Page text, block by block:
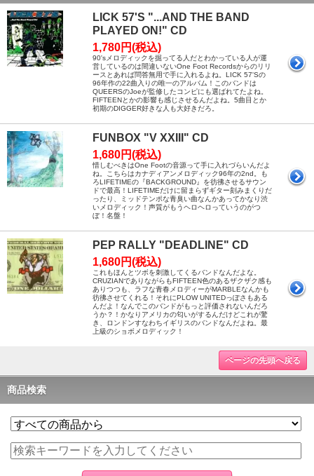
LICK 57'S "...AND THE BAND
PLAYED ON!" CD
1,780円(税込)
90'sメロディックを掘ってる人だとわかっている人が運
営しているのは間違いないOne Foot Recordsからのリリ
ースとあれば問答無用で手に入れるよね。LICK 57'Sの
96年作の22曲入りの唯一のアルバム！このバンドは
QUEERSのJoeが監修したコンピにも選ばれてたよね。
FIFTEENとかの影響も感じさせるんだよね。5曲目とか
初期のDIGGER好きな人も大好きだろ。
FUNBOX "V XXIII" CD
1,680円(税込)
惜しむべきはOne Footの音源って手に入れづらいんだよ
ね。こちらはカナディアンメロディック96年の2nd。も
ろLIFETIMEの『BACKGROUND』を彷彿させるサウン
ドで最高！LIFETIMEだけに留まらずギター刻みまくりだ
ったり、ミッドテンポな青臭い曲なんかあってかなり渋
いメロディック！声質がもうヘロヘロっていうのがつ
ぼ！名盤！
PEP RALLY "DEADLINE" CD
1,680円(税込)
これもほんとツボを刺激してくるバンドなんだよな。
CRUZIANでありながらもFIFTEEN色のあるザクザク感も
ありつつも、ラフな青春メロディーがMARBLEなんかも
彷彿させてくれる！それにPLOW UNITEDっぽさもある
んだよ！なんでこのバンドがもっと評価されないんだろ
うか？！かなりアメリカの匂いがするんだけどこれが驚
き、ロンドンすなわちイギリスのバンドなんだよね。最
上級のショボメロディック！
ページの先頭へ戻る
商品検索